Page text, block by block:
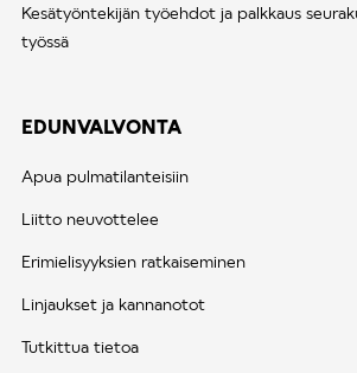
Kesätyöntekijän työehdot ja palkkaus
työssä
EDUNVALVONTA
Apua pulmatilanteisiin
Liitto neuvottelee
Erimielisyyksien ratkaiseminen
Linjaukset ja kannanotot
Tutkittua tietoa